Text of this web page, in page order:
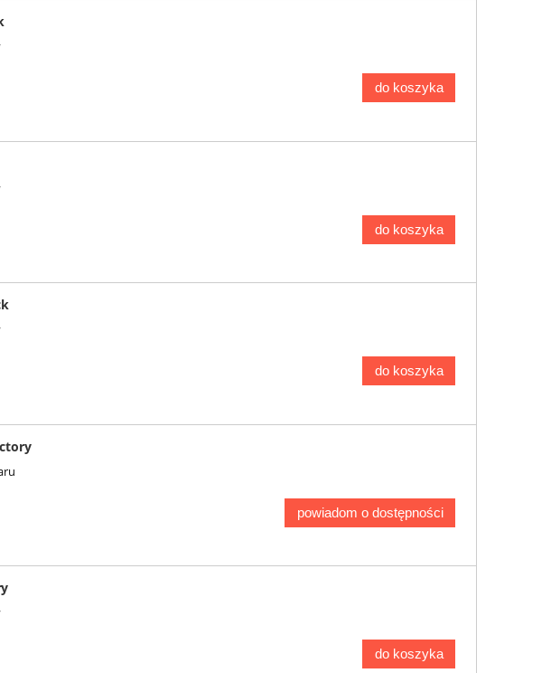
do koszyka
do koszyka
do koszyka
powiadom o dostępności
do koszyka